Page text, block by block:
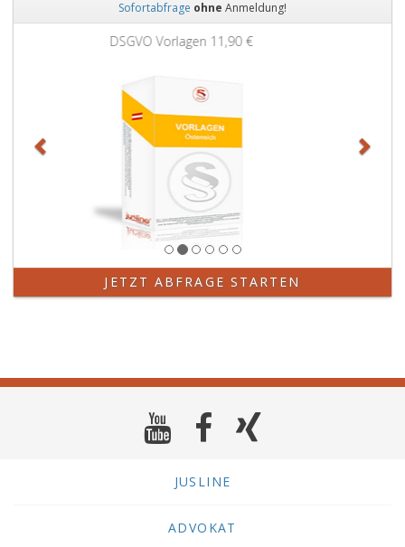
Sofortabfrage ohne Anmeldung!
Grundbuchauszug11,90 €
JETZT ABFRAGE STARTEN
JUSLINE
ADVOKAT